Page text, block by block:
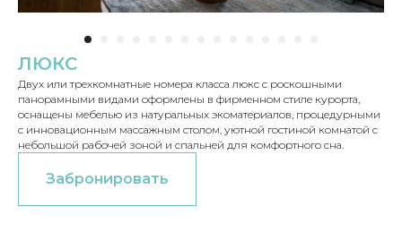
ЛЮКС
Двух или трехкомнатные номера класса люкс с роскошными
панорамными видами оформлены в фирменном стиле курорта,
оснащены мебелью из натуральных экоматериалов, процедурными
с инновационным массажным столом, уютной гостиной комнатой с
небольшой рабочей зоной и спальней для комфортного сна.
Забронировать